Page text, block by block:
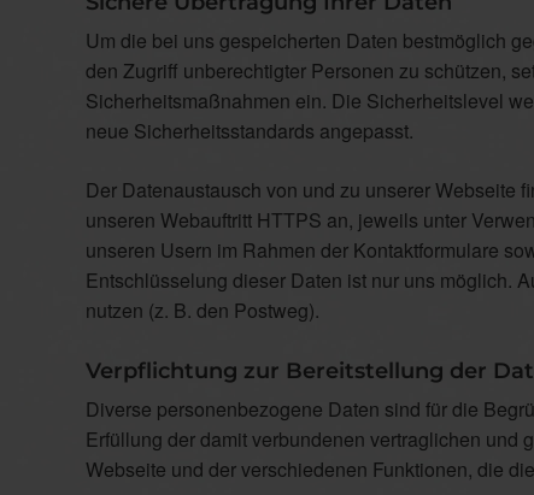
Um die bei uns gespeicherten Daten bestmöglich
den Zugriff unberechtigter Personen zu schützen,
Sicherheitsmaßnahmen ein. Die Sicherheitslevel
neue Sicherheitsstandards angepasst.
Der Datenaustausch von und zu unserer Webseite
unseren Webauftritt HTTPS an, jeweils unter
unseren Usern im Rahmen der Kontaktformulare
Entschlüsselung dieser Daten ist nur uns möglich.
nutzen (z. B. den Postweg).
Verpflichtung zur Bereitstellung der
Diverse personenbezogene Daten sind für die
Erfüllung der damit verbundenen vertraglichen
Webseite und der verschiedenen Funktionen, die